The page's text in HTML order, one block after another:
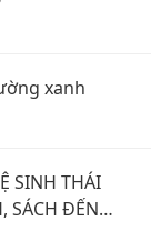
xanh
SINH THÁI
SÁCH ĐẾN